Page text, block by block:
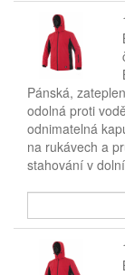
Pánská,
odolná proti
odnimatelná
na rukávech a
stahování v